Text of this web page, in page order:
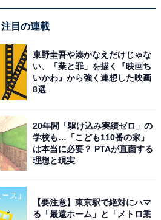
など、特に女性からの人気が高
タインにもぴったり、という人
グ結果を見る
文ママです
アーティスト・アイドル」
注目の連載
東野圭吾や湊かなえだけじゃな
い、「業と罪」を描く『映画ち
いかわ』から強く連想した映画
8選
20年間「駆け込み実績ゼロ」の
学校も…「こども110番の家」
は本当に必要？ PTAが直面する
理想と現実
【要注意】東京駅で絶対にハマ
る「最遠ホーム」と「メトロ乗